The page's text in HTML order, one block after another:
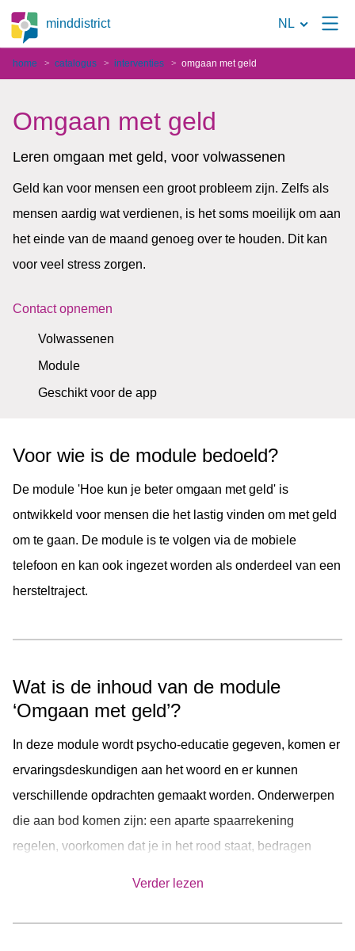
minddistrict
Naar
de
NL
home catalogus interventies omgaan met geld
Omgaan met geld
Leren omgaan met geld, voor volwassenen
Geld kan voor mensen een groot probleem zijn. Zelfs als
mensen aardig wat verdienen, is het soms moeilijk om aan
het einde van de maand genoeg over te houden. Dit kan
voor veel stress zorgen.
Contact opnemen
Volwassenen
Module
Geschikt voor de app
Voor wie is de module bedoeld?
De module 'Hoe kun je beter omgaan met geld' is
ontwikkeld voor mensen die het lastig vinden om met geld
om te gaan. De module is te volgen via de mobiele
telefoon en kan ook ingezet worden als onderdeel van een
hersteltraject.
Wat is de inhoud van de module
‘Omgaan met geld’?
In deze module wordt psycho-educatie gegeven, komen er
ervaringsdeskundigen aan het woord en er kunnen
verschillende opdrachten gemaakt worden. Onderwerpen
die aan bod komen zijn: een aparte spaarrekening
regelen, voorkomen dat je in het rood staat, bedragen
Verder lezen